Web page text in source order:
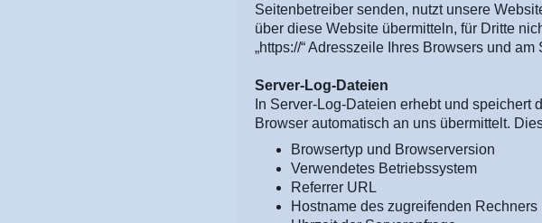
Seitenbetreiber senden, nutzt unsere
über diese Website übermitteln, für Dritte
„https://“ Adresszeile Ihres Browsers und
Server-Log-Dateien
In Server-Log-Dateien erhebt und speichert
Browser automatisch an uns übermittelt.
Browsertyp und Browserversion
Verwendetes Betriebssystem
Referrer URL
Hostname des zugreifenden Rechners